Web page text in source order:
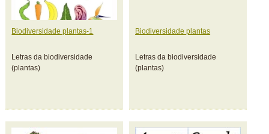
Biodiversidade plantas-1
Letras da biodiversidade
(plantas)
Biodiversidade plantas
Letras da biodiversidade
(plantas)